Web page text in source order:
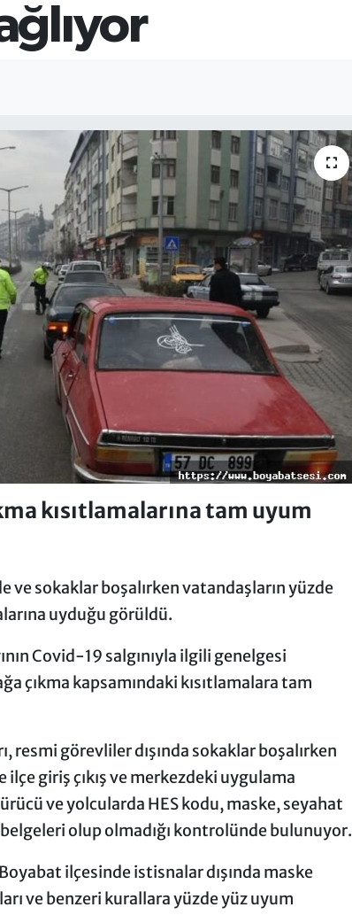
kısıtlamalarına tam uyum
ve sokaklar boşalırken vatandaşların yüzde
uyduğu görüldü.
Covid-19 salgınıyla ilgili genelgesi
çıkma kapsamındaki kısıtlamalara tam
resmi görevliler dışında sokaklar boşalırken
giriş çıkış ve merkezdeki uygulama
ve yolcularda HES kodu, maske, seyahat
belgeleri olup olmadığı kontrolünde bulunuyor.
ilçesinde istisnalar dışında maske
ve benzeri kurallara yüzde yüz uyum